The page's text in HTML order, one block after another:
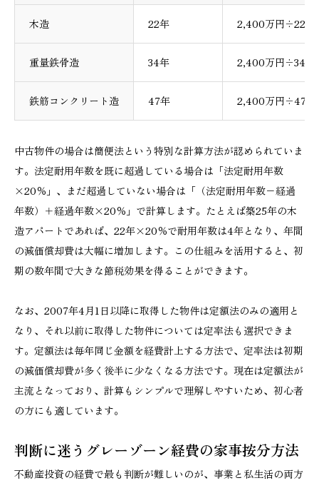
木造 22年 2,400万円÷22年
重量鉄骨造 34年 2,400万円÷34年
鉄筋コンクリート造 47年 2,400万円÷47年
中古物件の場合は簡便法という特別な計算方法が認められていま
す。法定耐用年数を既に超過している場合は「法定耐用年数
×20％」、まだ超過していない場合は「（法定耐用年数−経過
年数）＋経過年数×20％」で計算します。たとえば築25年の木
造アパートであれば、22年×20％で耐用年数は4年となり、年間
の減価償却費は大幅に増加します。この仕組みを活用すると、初
期の数年間で大きな節税効果を得ることができます。
なお、2007年4月1日以降に取得した物件は定額法のみの適用と
なり、それ以前に取得した物件については定率法も選択できま
す。定額法は毎年同じ金額を経費計上する方法で、定率法は初期
の減価償却費が多く後半に少なくなる方法です。現在は定額法が
主流となっており、計算もシンプルで理解しやすいため、初心者
の方にも適しています。
判断に迷うグレーゾーン経費の家事按分方法
不動産投資の経費で最も判断が難しいのが、事業と私生活の両方